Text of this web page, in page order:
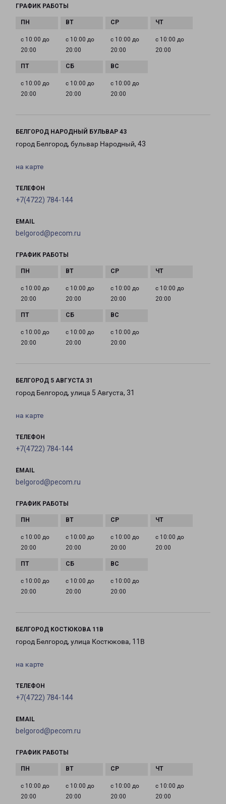
ГРАФИК РАБОТЫ
с 10:00 до
20:00
с 10:00 до
20:00
с 10:00 до
20:00
с 10:00 до
20:00
с 10:00 до
20:00
с 10:00 до
20:00
с 10:00 до
20:00
БЕЛГОРОД НАРОДНЫЙ БУЛЬВАР 43
город Белгород, бульвар Народный, 43
на карте
ТЕЛЕФОН
+7(4722) 784-144
EMAIL
belgorod@pecom.ru
ГРАФИК РАБОТЫ
с 10:00 до
20:00
с 10:00 до
20:00
с 10:00 до
20:00
с 10:00 до
20:00
с 10:00 до
20:00
с 10:00 до
20:00
с 10:00 до
20:00
БЕЛГОРОД 5 АВГУСТА 31
город Белгород, улица 5 Августа, 31
на карте
ТЕЛЕФОН
+7(4722) 784-144
EMAIL
belgorod@pecom.ru
ГРАФИК РАБОТЫ
с 10:00 до
20:00
с 10:00 до
20:00
с 10:00 до
20:00
с 10:00 до
20:00
с 10:00 до
20:00
с 10:00 до
20:00
с 10:00 до
20:00
БЕЛГОРОД КОСТЮКОВА 11В
город Белгород, улица Костюкова, 11В
на карте
ТЕЛЕФОН
+7(4722) 784-144
EMAIL
belgorod@pecom.ru
ГРАФИК РАБОТЫ
с 10:00 до
20:00
с 10:00 до
20:00
с 10:00 до
20:00
с 10:00 до
20:00